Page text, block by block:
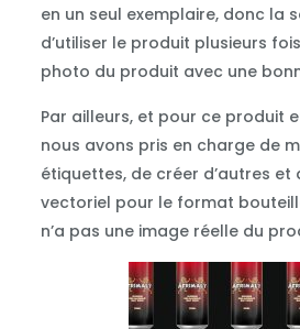
en un seul exemplaire, donc la
d’utiliser le produit plusieurs
photo du produit avec une
Par ailleurs, et pour ce produit
nous avons pris en charge de
étiquettes, de créer d’autres et
vectoriel pour le format
n’a pas une image réelle du